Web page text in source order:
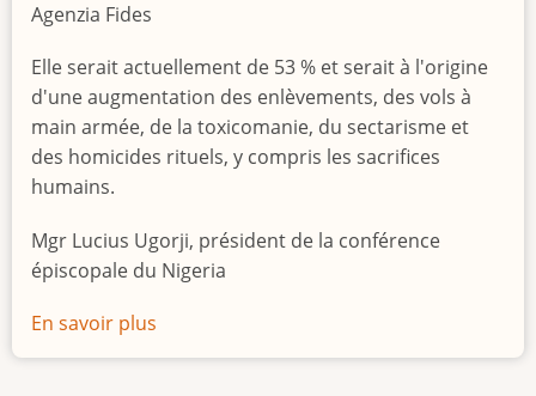
Agenzia Fides
Elle serait actuellement de 53 % et serait à l'origine
d'une augmentation des enlèvements, des vols à
main armée, de la toxicomanie, du sectarisme et
des homicides rituels, y compris les sacrifices
humains.
Mgr Lucius Ugorji, président de la conférence
épiscopale du Nigeria
En savoir plus
Le